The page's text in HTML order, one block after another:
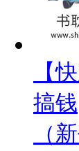
【
搞钱
（